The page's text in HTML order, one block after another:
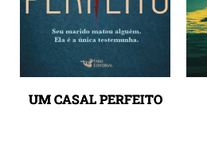
UM CASAL PERFEITO